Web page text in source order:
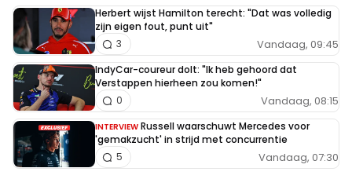
Herbert wijst Hamilton terecht: "Dat was volledig
zijn eigen fout, punt uit"
Vandaag, 09:45
3
IndyCar-coureur dolt: "Ik heb gehoord dat
Verstappen hierheen zou komen!"
Vandaag, 08:15
0
INTERVIEW Russell waarschuwt Mercedes voor
'gemakzucht' in strijd met concurrentie
Vandaag, 07:30
5